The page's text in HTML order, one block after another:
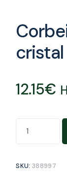
cristal
12.15€
SKU:388997